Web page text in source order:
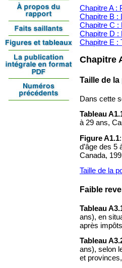
Chapitre A :
Chapitre B :
Chapitre C :
Chapitre D :
Chapitre E :
Chapitre
Taille de
Dans cette
Tableau
à 29 ans,
Figure A1.1
d’âge des 5
Canada,
Taille de la
Faible
Tableau
ans), en
après
Tableau
ans), selon
et